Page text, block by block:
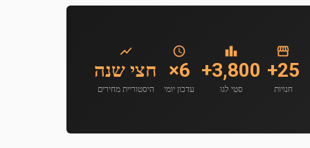
25+
חנויות
3,800+
סטי לגו
6×
עדכון יומי
חצי שנה
היסטוריית מחירים